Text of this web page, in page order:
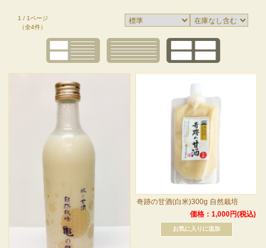
1 / 1ページ
（全4件）
奇跡の甘酒(白米)300g 自然栽培
価格：1,000円(税込)